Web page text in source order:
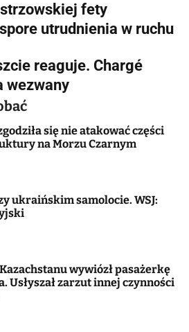
fety
utrudnienia w ruchu
reaguje. Chargé
wezwany
się nie atakować części
na Morzu Czarnym
ukraińskim samolocie. WSJ:
wywiózł pasażerkę
Usłyszał zarzut innej czynności